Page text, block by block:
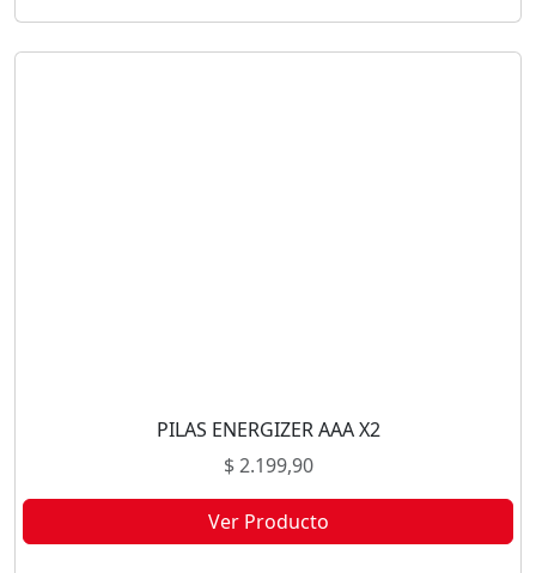
PILAS ENERGIZER AAA X2
$2.199,90
Ver Producto